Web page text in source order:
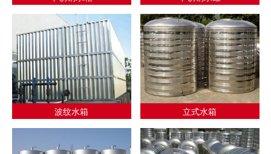
波纹水箱 立式水箱